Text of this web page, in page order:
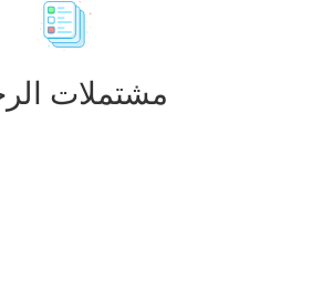
مشتملات